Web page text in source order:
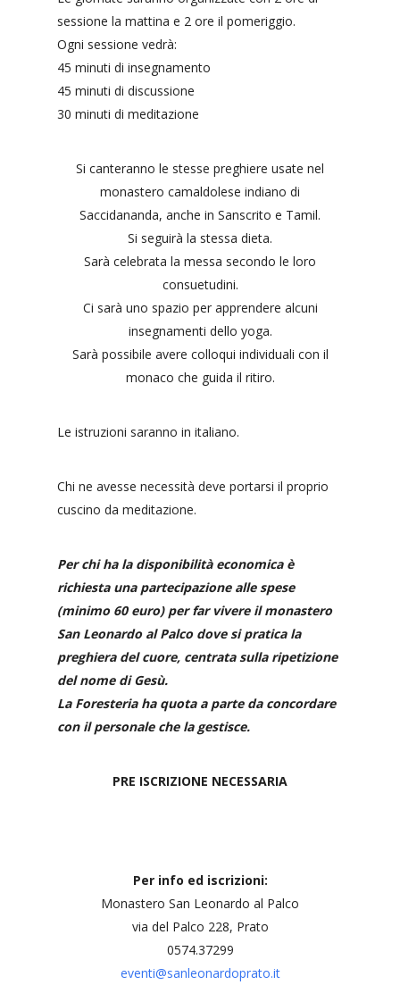
sessione la mattina e 2 ore il pomeriggio.
Ogni sessione vedrà:
45 minuti di insegnamento
45 minuti di discussione
30 minuti di meditazione
Si canteranno le stesse preghiere usate nel
monastero camaldolese indiano di
Saccidananda, anche in Sanscrito e Tamil.
Si seguirà la stessa dieta.
Sarà celebrata la messa secondo le loro
consuetudini.
Ci sarà uno spazio per apprendere alcuni
insegnamenti dello yoga.
Sarà possibile avere colloqui individuali con il
monaco che guida il ritiro.
Le istruzioni saranno in italiano.
Chi ne avesse necessità deve portarsi il proprio
cuscino da meditazione.
Per chi ha la disponibilità economica è
richiesta una partecipazione alle spese
(minimo 60 euro) per far vivere il monastero
San Leonardo al Palco dove si pratica la
preghiera del cuore, centrata sulla ripetizione
del nome di Gesù.
La Foresteria ha quota a parte da concordare
con il personale che la gestisce.
PRE ISCRIZIONE NECESSARIA
Per info ed iscrizioni:
Monastero San Leonardo al Palco
via del Palco 228, Prato
0574.37299
eventi@sanleonardoprato.it